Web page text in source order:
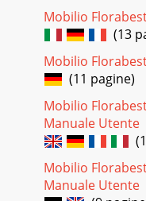
Mobilio
(13
Mobilio
(11 pagine)
Mobilio
Manuale Utente
Mobilio
Manuale Utente